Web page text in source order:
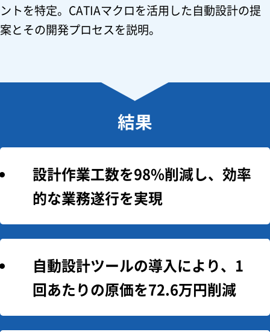
ントを特定。CATIAマクロを活用した自動設計の提
案とその開発プロセスを説明。
結果
設計作業工数を98%削減し、効率
的な業務遂行を実現
自動設計ツールの導入により、1
回あたりの原価を72.6万円削減